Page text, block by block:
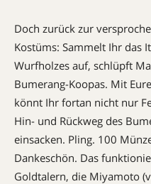
Doch zurück zur
Kostüms: Sammelt Ihr das
Wurfholzes auf, schlüpft
Bumerang-Koopas. Mit
könnt Ihr fortan nicht nur
Hin- und Rückweg des
einsacken. Pling. 100
Dankeschön. Das
Goldtalern, die Miyamoto